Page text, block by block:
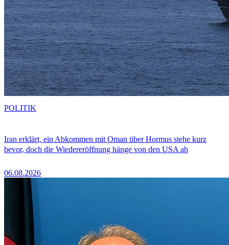
Iran erklärt, ein Abkommen mit Oman über Hormus stehe kurz
bevor, doch die Wiedereröffnung hänge von den USA ab
06.08.2026
POLITIK